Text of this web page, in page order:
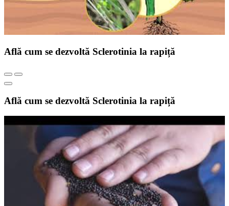
Află cum se dezvoltă Sclerotinia la rapiță
Află cum se dezvoltă Sclerotinia la rapiță